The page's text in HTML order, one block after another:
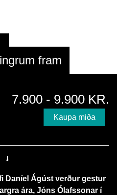
fram
7.900 - 9.900 KR.
Kaupa miða
Daníel Ágúst verður gestur
ára, Jóns Ólafssonar í